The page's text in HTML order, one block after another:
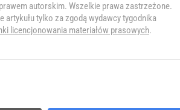
autorskim. Wszelkie prawa zastrzeżone.
artykułu tylko za zgodą wydawcy tygodnika
licencjonowania materiałów prasowych.